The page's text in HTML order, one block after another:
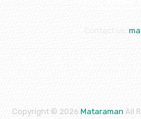
Copyright © 2026 Mataraman All